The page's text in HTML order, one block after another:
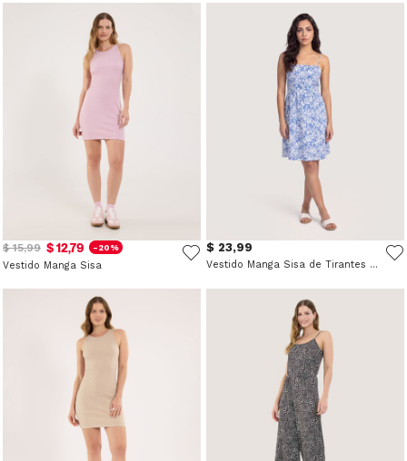
$ 15,99 $ 12,79 -20%
Vestido Manga Sisa
$ 23,99
Vestido Manga Sisa de Tirantes Finos